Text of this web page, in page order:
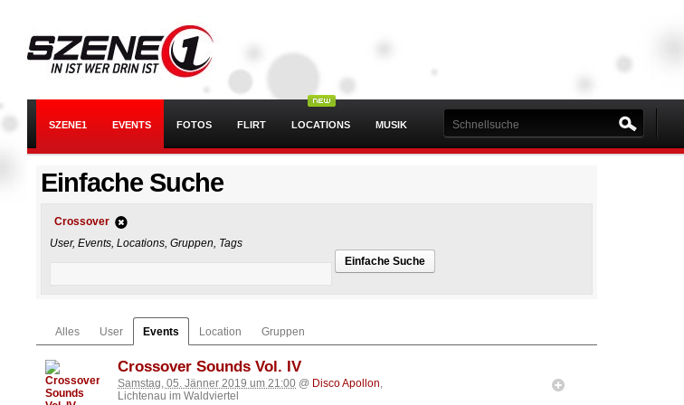
SZENE1 EVENTS FOTOS FLIRT LOCATIONS MUSIK
Einfache Suche
Crossover
User, Events, Locations, Gruppen, Tags
Einfache Suche
Alles User Events Location Gruppen
Crossover Sounds Vol. IV
Samstag, 05. Jänner 2019 um 21:00 @ Disco Apollon,
Lichtenau im Waldviertel